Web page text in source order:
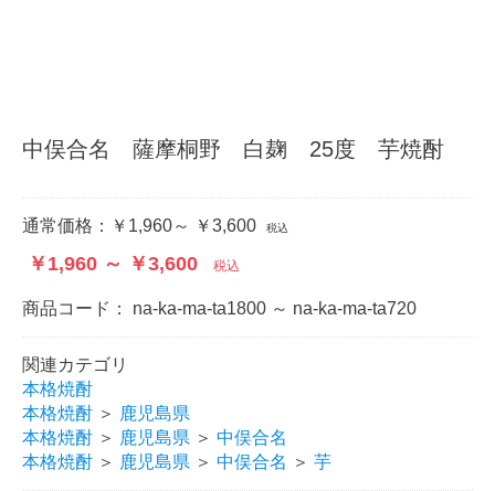
中俣合名 薩摩桐野 白麹 25度 芋焼酎
通常価格： ￥1,960～ ￥3,600 税込
￥1,960 ～ ￥3,600 税込
商品コード： na-ka-ma-ta1800 ～ na-ka-ma-ta720
関連カテゴリ
本格焼酎
本格焼酎 ＞ 鹿児島県
本格焼酎 ＞ 鹿児島県 ＞ 中俣合名
本格焼酎 ＞ 鹿児島県 ＞ 中俣合名 ＞ 芋